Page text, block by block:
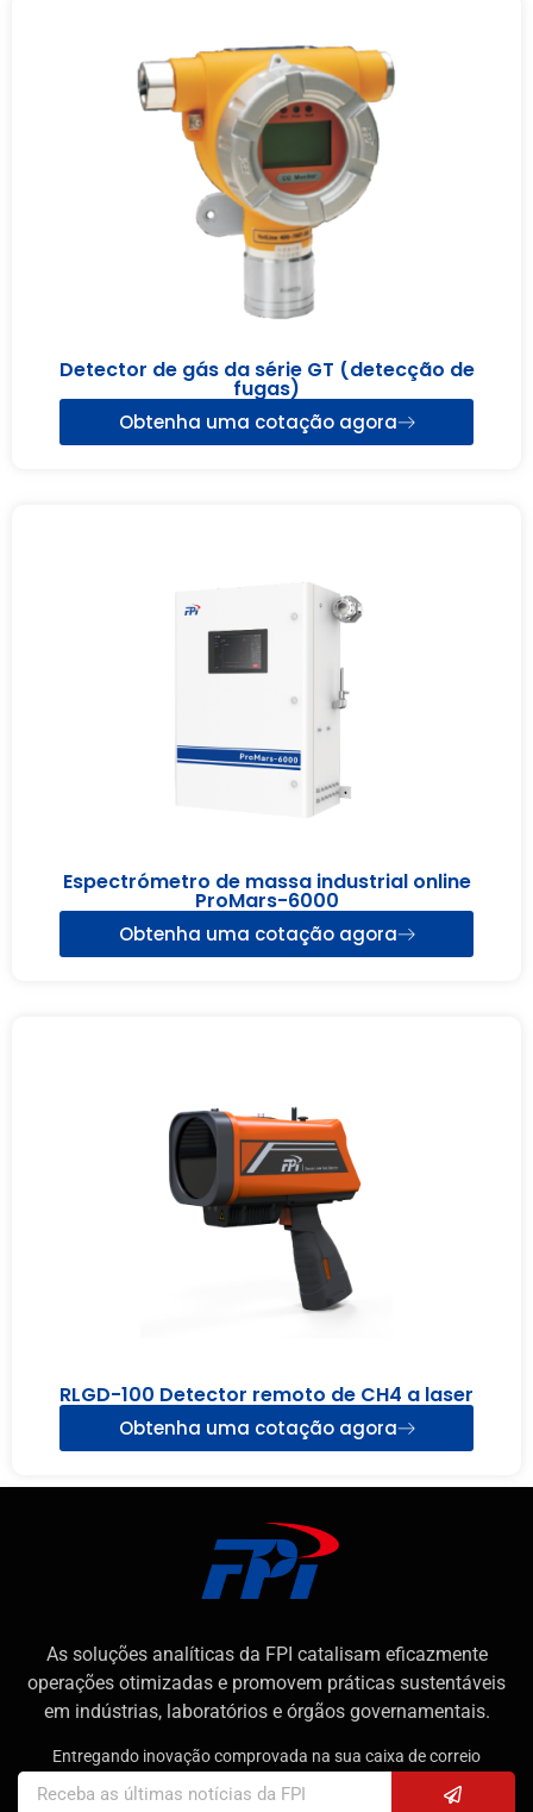
Detector de gás da série GT (detecção de
fugas)
Obtenha uma cotação agora
Espectrómetro de massa industrial online
ProMars-6000
Obtenha uma cotação agora
RLGD-100 Detector remoto de CH4 a laser
Obtenha uma cotação agora
As soluções analíticas da FPI catalisam eficazmente
operações otimizadas e promovem práticas sustentáveis
em indústrias, laboratórios e órgãos governamentais.
Entregando inovação comprovada na sua caixa de correio